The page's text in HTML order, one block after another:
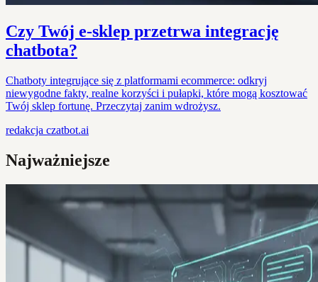
Czy Twój e-sklep przetrwa integrację
chatbota?
Chatboty integrujące się z platformami ecommerce: odkryj
niewygodne fakty, realne korzyści i pułapki, które mogą kosztować
Twój sklep fortunę. Przeczytaj zanim wdrożysz.
redakcja czatbot.ai
Najważniejsze